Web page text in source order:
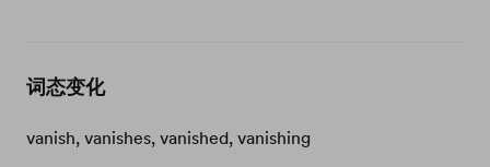
词态变化
vanish, vanishes, vanished, vanishing